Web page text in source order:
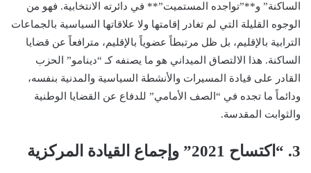
الساكنة” و**”تواجده المستميت”** في دائرته الانتخابية. فهو من
الوجوه القليلة التي لم تغادر إقامتها ولا علاقاتها السياسية بالجماعات
الترابية بالإقليم، بل ظل مرتبطاً عضوياً بالإقليم، مترافعاً عن قضايا
الساكنة. هذا الالتصاق الميداني هو ما يصنفه كـ “دينامو” الحزب
القادر على قيادة المسيرات والأنشطة السياسية والمدنية بنفسه،
ودائماً ما تجده في “الصف الأمامي” للدفاع عن القضايا الوطنية
والثوابت المقدسة.
3. “اكتساح 2021” وإجماع القيادة المركزية